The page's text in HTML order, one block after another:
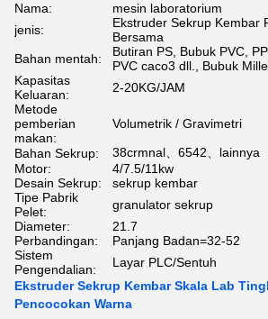
Nama:
mesin laboratorium
jenis:
Ekstruder Sekrup Kembar
Bersama
Bahan mentah:
Butiran PS, Bubuk PVC,
PVC caco3 dll., Bubuk
Kapasitas
Keluaran:
2-20KG/JAM
Metode
pemberian
makan:
Volumetrik / Gravimetri
Bahan Sekrup:
38crmnal、6542、lainnya
Motor:
4/7.5/11kw
Desain Sekrup:
sekrup kembar
Tipe Pabrik
Pelet:
granulator sekrup
Diameter:
21.7
Perbandingan:
Panjang Badan=32-52
Sistem
Pengendalian:
Layar PLC/Sentuh
Ekstruder Sekrup Kembar Skala Lab
Pencocokan Warna